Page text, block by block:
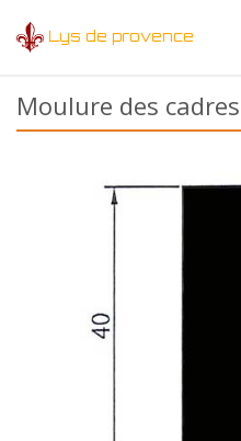
Lys de provence
Moulure des